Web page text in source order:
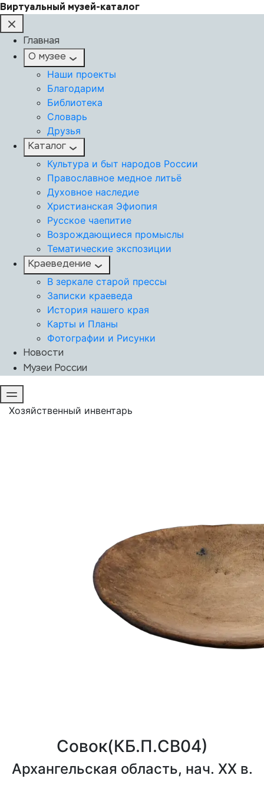
Виртуальный музей-каталог
Главная
О музее
Наши проекты
Благодарим
Библиотека
Словарь
Друзья
Каталог
Культура и быт народов России
Православное медное литьё
Духовное наследие
Христианская Эфиопия
Русское чаепитие
Возрождающиеся промыслы
Тематические экспозиции
Краеведение
В зеркале старой прессы
Записки краеведа
История нашего края
Карты и Планы
Фотографии и Рисунки
Новости
Музеи России
Хозяйственный инвентарь
Совок(КБ.П.СВ04)
Архангельская область, нач. XX в.